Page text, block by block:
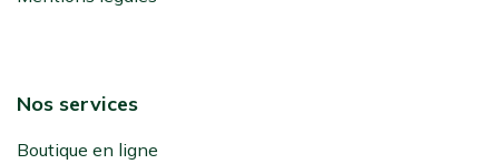
Nos services
Boutique en ligne